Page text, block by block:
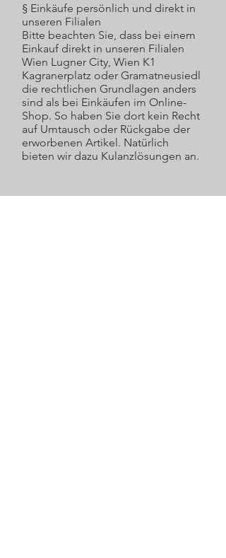
§ Einkäufe persönlich und direkt in
unseren Filialen
Bitte beachten Sie, dass bei einem
Einkauf direkt in unseren Filialen
Wien Lugner City, Wien K1
Kagranerplatz oder Gramatneusiedl
die rechtlichen Grundlagen anders
sind als bei Einkäufen im Online-
Shop. So haben Sie dort kein Recht
auf Umtausch oder Rückgabe der
erworbenen Artikel. Natürlich
bieten wir dazu Kulanzlösungen an.